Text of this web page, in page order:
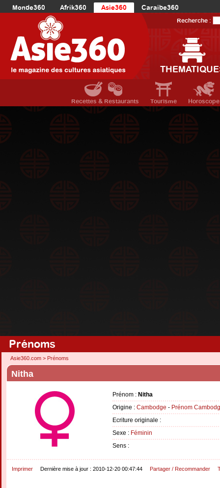
Monde360 Afrik360 Asie360
Caraibe360
Europe360
AmériqueDuNord360
Océanie360
Recherche :
Recettes & Restaurants Tourisme Horoscope
Prénoms
Asie360.com > Prénoms
Nitha
Prénom : Nitha
Origine : Cambodge - Prénom
Ecriture originale :
Sexe : Féminin
Sens :
Imprimer Dernière mise à jour : 2010-12-20 00:47:44 Partager / Recommander